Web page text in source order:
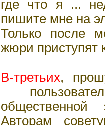
где что я ...
пишите мне на
Только после
жюри приступят
В-третьих,
общественной
Авторам